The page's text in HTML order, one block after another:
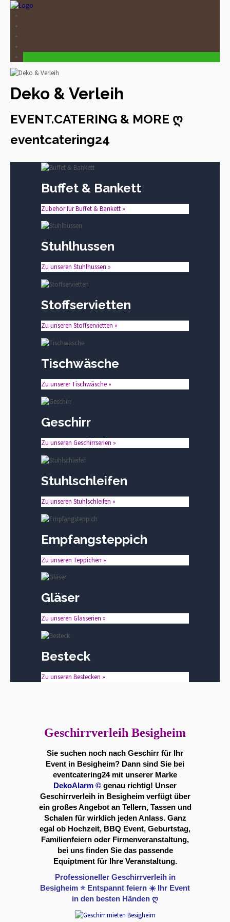
Deko & Verleih
EVENT.CATERING & MORE ღ
eventcatering24
Buffet & Bankett
Zubehör für Buffet & Bankett »
Stuhlhussen
Zu unseren Stuhlhussen »
Stoffservietten
Zu unseren Stoffservietten »
Tischwäsche
Zu unserer Tischwäsche »
Geschirr
Zu unseren Geschirrserien »
Stuhlschleifen
Zu unseren Stuhlschleifen »
Empfangsteppich
Zu unseren Teppichen »
Gläser
Zu unseren Glasserien »
Besteck
Zu unseren Bestecken »
Geschirrverleih Besigheim
Sie suchen noch nach Geschirr für Ihr
Event in Besigheim? Dann sind Sie bei
eventcatering24 mit unserer Marke
DekoAlarm © genau richtig! Unser
Geschirrverleih in Besigheim verfügt über
ein großes Angebot an Tellern, Tassen und
Schalen für wirklich jeden Anlass. Ganz
egal ob Hochzeit, BBQ Event, Geburtstag,
Familienfeiern oder Firmenveranstaltung,
bei uns finden Sie das passende
Equiptment für Ihre Veranstaltung.
Professioneller Geschirrverleih in
Besigheim ⭐ Entspannt feiern ☀️ Ihr Event
in den besten Händen ღ